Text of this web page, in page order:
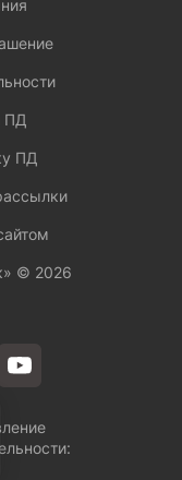
ПД
ПД
© 2026